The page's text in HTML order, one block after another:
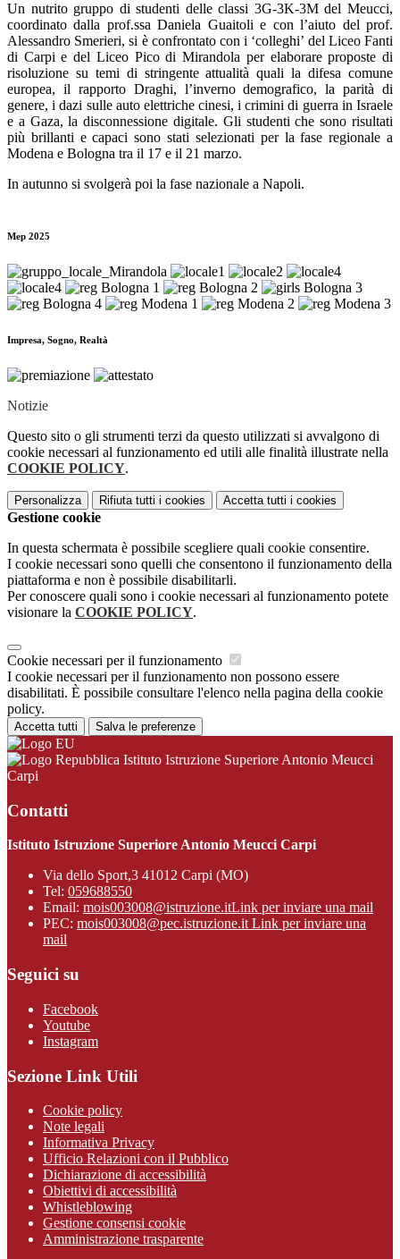
Un nutrito gruppo di studenti delle classi 3G-3K-3M del Meucci,
coordinato dalla prof.ssa Daniela Guaitoli e con l’aiuto del prof.
Alessandro Smerieri, si è confrontato con i ‘colleghi’ del Liceo Fanti
di Carpi e del Liceo Pico di Mirandola per elaborare proposte di
risoluzione su temi di stringente attualità quali la difesa comune
europea, il rapporto Draghi, l’inverno demografico, la parità di
genere, i dazi sulle auto elettriche cinesi, i crimini di guerra in Israele
e a Gaza, la disconnessione digitale. Gli studenti che sono risultati
più brillanti e capaci sono stati selezionati per la fase regionale a
Modena e Bologna tra il 17 e il 21 marzo.
In autunno si svolgerà poi la fase nazionale a Napoli.
Mep 2025
Impresa, Sogno, Realtà
Notizie
Questo sito o gli strumenti terzi da questo utilizzati si avvalgono di
cookie necessari al funzionamento ed utili alle finalità illustrate nella
COOKIE POLICY.
Personalizza Rifiuta tutti i cookies Accetta tutti i cookies
Gestione cookie
In questa schermata è possibile scegliere quali cookie consentire.
I cookie necessari sono quelli che consentono il funzionamento della
piattaforma e non è possibile disabilitarli.
Per conoscere quali sono i cookie necessari al funzionamento potete
visionare la COOKIE POLICY.
Cookie necessari per il funzionamento
I cookie necessari per il funzionamento non possono essere
disabilitati. È possibile consultare l'elenco nella pagina della cookie
policy.
Accetta tutti Salva le preferenze
Istituto Istruzione Superiore Antonio Meucci
Carpi
Contatti
Istituto Istruzione Superiore Antonio Meucci Carpi
Via dello Sport,3 41012 Carpi (MO)
Tel: 059688550
Email: mois003008@istruzione.itLink per inviare una mail
PEC: mois003008@pec.istruzione.itLink per inviare una
mail
Seguici su
Facebook
Youtube
Instagram
Sezione Link Utili
Cookie policy
Note legali
Informativa Privacy
Ufficio Relazioni con il Pubblico
Dichiarazione di accessibilità
Obiettivi di accessibilità
Whistleblowing
Gestione consensi cookie
Amministrazione trasparente